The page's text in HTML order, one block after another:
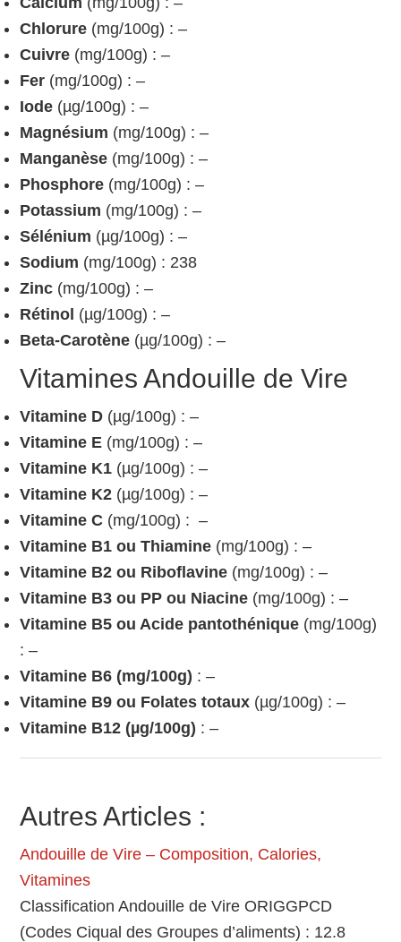
Chlorure (mg/100g) : –
Cuivre (mg/100g) : –
Fer (mg/100g) : –
Iode (µg/100g) : –
Magnésium (mg/100g) : –
Manganèse (mg/100g) : –
Phosphore (mg/100g) : –
Potassium (mg/100g) : –
Sélénium (µg/100g) : –
Sodium (mg/100g) : 238
Zinc (mg/100g) : –
Rétinol (µg/100g) : –
Beta-Carotène (µg/100g) : –
Vitamines Andouille de Vire
Vitamine D (µg/100g) : –
Vitamine E (mg/100g) : –
Vitamine K1 (µg/100g) : –
Vitamine K2 (µg/100g) : –
Vitamine C (mg/100g) : –
Vitamine B1 ou Thiamine (mg/100g) : –
Vitamine B2 ou Riboflavine (mg/100g) : –
Vitamine B3 ou PP ou Niacine (mg/100g) : –
Vitamine B5 ou Acide pantothénique (mg/100g)
: –
Vitamine B6 (mg/100g) : –
Vitamine B9 ou Folates totaux (µg/100g) : –
Vitamine B12 (µg/100g) : –
Autres Articles :
Andouille de Vire – Composition, Calories,
Vitamines
Classification Andouille de Vire ORIGGPCD
(Codes Ciqual des Groupes d’aliments) : 12.8